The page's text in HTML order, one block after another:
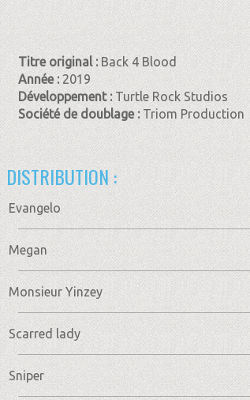
Titre original :Back 4 Blood
Année :2019
Développement :Turtle Rock Studios
Société de doublage :Triom Production
DISTRIBUTION :
Evangelo
Megan
Monsieur Yinzey
Scarred lady
Sniper